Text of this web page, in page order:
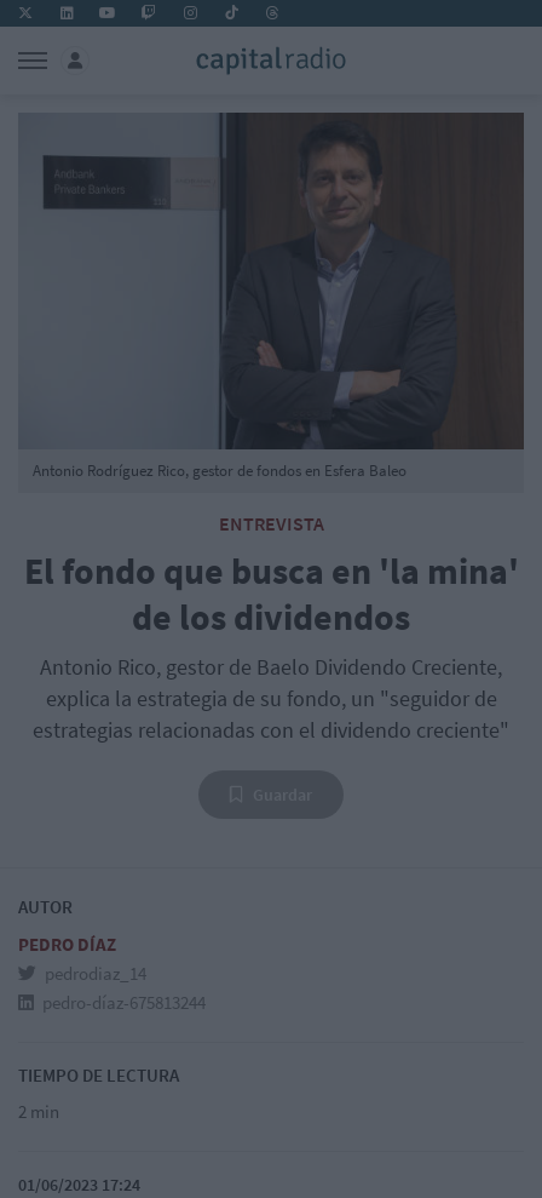
ENTREVISTA
El fondo que busca en 'la mina'
de los dividendos
Antonio Rico, gestor de Baelo Dividendo Creciente,
explica la estrategia de su fondo, un "seguidor de
estrategias relacionadas con el dividendo creciente"
Antonio Rodríguez Rico, gestor de fondos en Esfera Baleo
AUTOR
PEDRO DÍAZ
pedrodiaz_14
pedro-díaz-675813244
TIEMPO DE LECTURA
2 min
01/06/2023 17:24